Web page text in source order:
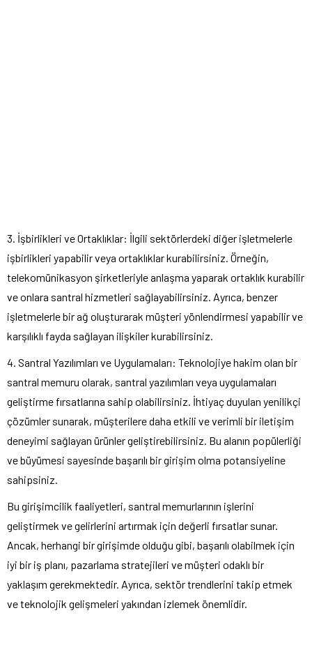
3. İşbirlikleri ve Ortaklıklar: İlgili sektörlerdeki diğer işletmelerle
işbirlikleri yapabilir veya ortaklıklar kurabilirsiniz. Örneğin,
telekomünikasyon şirketleriyle anlaşma yaparak ortaklık kurabilir
ve onlara santral hizmetleri sağlayabilirsiniz. Ayrıca, benzer
işletmelerle bir ağ oluşturarak müşteri yönlendirmesi yapabilir ve
karşılıklı fayda sağlayan ilişkiler kurabilirsiniz.
4. Santral Yazılımları ve Uygulamaları: Teknolojiye hakim olan bir
santral memuru olarak, santral yazılımları veya uygulamaları
geliştirme fırsatlarına sahip olabilirsiniz. İhtiyaç duyulan yenilikçi
çözümler sunarak, müşterilere daha etkili ve verimli bir iletişim
deneyimi sağlayan ürünler geliştirebilirsiniz. Bu alanın popülerliği
ve büyümesi sayesinde başarılı bir girişim olma potansiyeline
sahipsiniz.
Bu girişimcilik faaliyetleri, santral memurlarının işlerini
geliştirmek ve gelirlerini artırmak için değerli fırsatlar sunar.
Ancak, herhangi bir girişimde olduğu gibi, başarılı olabilmek için
iyi bir iş planı, pazarlama stratejileri ve müşteri odaklı bir
yaklaşım gerekmektedir. Ayrıca, sektör trendlerini takip etmek
ve teknolojik gelişmeleri yakından izlemek önemlidir.